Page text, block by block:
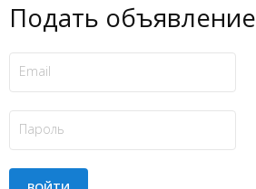
Подать объявление